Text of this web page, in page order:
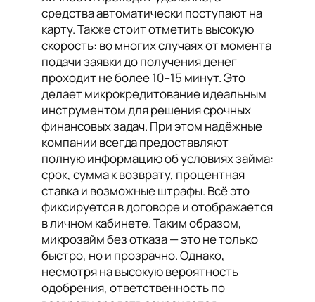
средства автоматически поступают на
карту. Также стоит отметить высокую
скорость: во многих случаях от момента
подачи заявки до получения денег
проходит не более 10–15 минут. Это
делает микрокредитование идеальным
инструментом для решения срочных
финансовых задач. При этом надёжные
компании всегда предоставляют
полную информацию об условиях займа:
срок, сумма к возврату, процентная
ставка и возможные штрафы. Всё это
фиксируется в договоре и отображается
в личном кабинете. Таким образом,
микрозайм без отказа — это не только
быстро, но и прозрачно. Однако,
несмотря на высокую вероятность
одобрения, ответственность по